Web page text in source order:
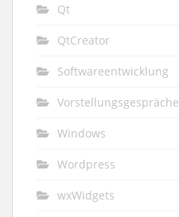
Qt
QtCreator
Softwareentwicklung
Vorstellungsgespräche
Windows
Wordpress
wxWidgets